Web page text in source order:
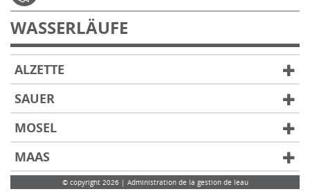
WASSERLÄUFE
ALZETTE
SAUER
MOSEL
MAAS
© copyright 2026 | Administration de la gestion de leau